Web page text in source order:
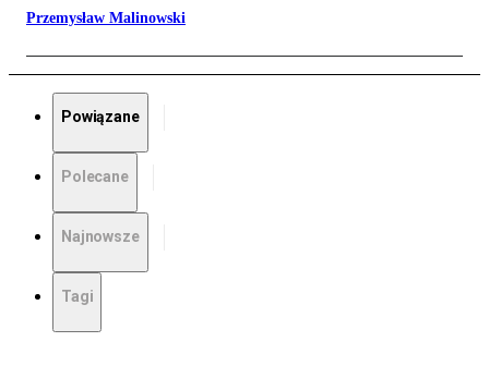
Przemysław Malinowski
Powiązane
Polecane
Najnowsze
Tagi